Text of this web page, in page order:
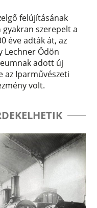
felújításának
szerepelt a
éve adták át, az
Lechner Ödön
adott új
Iparművészeti
volt.